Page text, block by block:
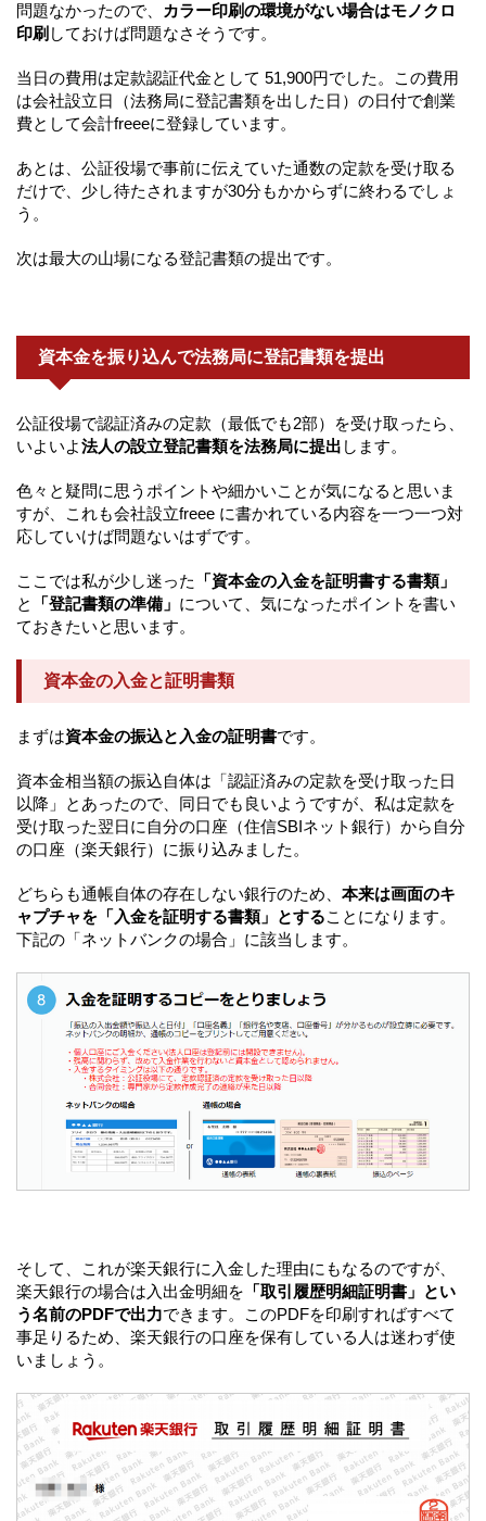
問題なかったので、
カラー印刷の環境がない場合はモノクロ
印刷 しておけば問題なさそうです。
当日の費用は定款認証代金として 51,900円でした。この費用
は会社設立日（法務局に登記書類を出した日）の日付で創業
費として会計freeeに登録しています。
あとは、公証役場で事前に伝えていた通数の定款を受け取る
だけで、少し待たされますが30分もかからずに終わるでしょ
う。
次は最大の山場になる登記書類の提出です。
資本金を振り込んで法務局に登記書類を提出
公証役場で認証済みの定款（最低でも2部）を受け取ったら、
いよいよ法人の設立登記書類を法務局に提出 します。
色々と疑問に思うポイントや細かいことが気になると思いま
すが、これも会社設立freee に書かれている内容を一つ一つ対
応していけば問題ないはずです。
ここでは私が少し迷った
「資本金の入金を証明書する書類」
と
「登記書類の準備」 について、気になったポイントを書い
ておきたいと思います。
資本金の入金と証明書類
まずは資本金の振込と入金の証明書です。
資本金相当額の振込自体は「認証済みの定款を受け取った日
以降」とあったので、同日でも良いようですが、私は定款を
受け取った翌日に自分の口座（住信SBIネット銀行）から自分
の口座（楽天銀行）に振り込みました。
どちらも通帳自体の存在しない銀行のため、 本来は画面のキ
ャプチャを「入金を証明する書類」とすることになります。
下記の「ネットバンクの場合」に該当します。
そして、これが楽天銀行に入金した理由にもなるのですが、
楽天銀行の場合は入出金明細を 「取引履歴明細証明書」とい
う名前のPDFで出力できます。このPDFを印刷すればすべて
事足りるため、楽天銀行の口座を保有している人は迷わず使
いましょう。